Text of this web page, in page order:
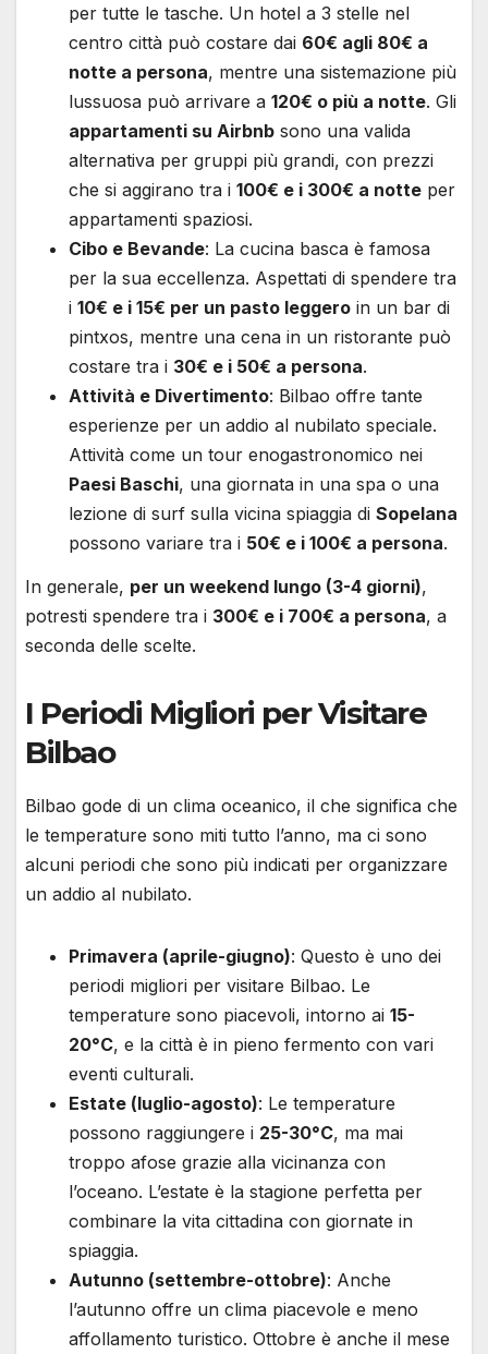
per tutte le tasche. Un hotel a 3 stelle nel
centro città può costare dai 60€ agli 80€ a
notte a persona, mentre una sistemazione più
lussuosa può arrivare a 120€ o più a notte. Gli
appartamenti su Airbnb sono una valida
alternativa per gruppi più grandi, con prezzi
che si aggirano tra i 100€ e i 300€ a notte per
appartamenti spaziosi.
Cibo e Bevande: La cucina basca è famosa
per la sua eccellenza. Aspettati di spendere tra
i 10€ e i 15€ per un pasto leggero in un bar di
pintxos, mentre una cena in un ristorante può
costare tra i 30€ e i 50€ a persona.
Attività e Divertimento: Bilbao offre tante
esperienze per un addio al nubilato speciale.
Attività come un tour enogastronomico nei
Paesi Baschi, una giornata in una spa o una
lezione di surf sulla vicina spiaggia di Sopelana
possono variare tra i 50€ e i 100€ a persona.
In generale, per un weekend lungo (3-4 giorni),
potresti spendere tra i 300€ e i 700€ a persona, a
seconda delle scelte.
I Periodi Migliori per Visitare
Bilbao
Bilbao gode di un clima oceanico, il che significa che
le temperature sono miti tutto l’anno, ma ci sono
alcuni periodi che sono più indicati per organizzare
un addio al nubilato.
Primavera (aprile-giugno): Questo è uno dei
periodi migliori per visitare Bilbao. Le
temperature sono piacevoli, intorno ai 15-
20°C, e la città è in pieno fermento con vari
eventi culturali.
Estate (luglio-agosto): Le temperature
possono raggiungere i 25-30°C, ma mai
troppo afose grazie alla vicinanza con
l’oceano. L’estate è la stagione perfetta per
combinare la vita cittadina con giornate in
spiaggia.
Autunno (settembre-ottobre): Anche
l’autunno offre un clima piacevole e meno
affollamento turistico. Ottobre è anche il mese